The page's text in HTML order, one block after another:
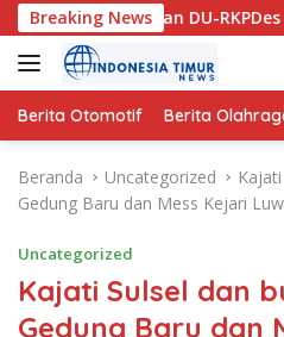
a
g
u
Breaking News
2027 dan DU-RKPDes
Berita Otomotif Berita
Beranda Uncategorized
Gedung Baru dan Mess Kejari
Uncategorized
Kajati Sulsel dan
Gedung Baru dan